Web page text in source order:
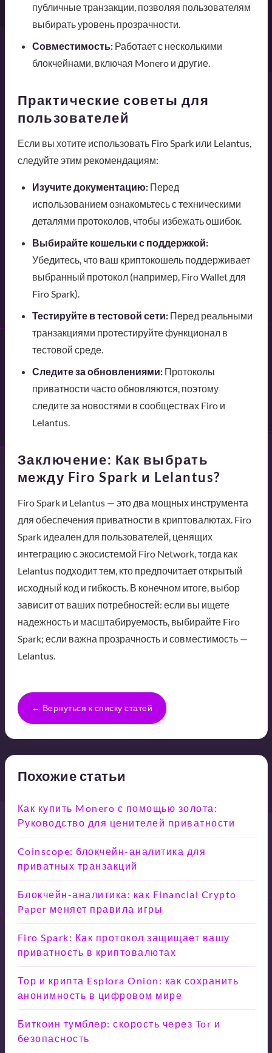
публичные транзакции, позволяя пользователям
выбирать уровень прозрачности.
Совместимость:Работает с несколькими
блокчейнами, включая Monero и другие.
Практические советы для
пользователей
Если вы хотите использовать Firo Spark или Lelantus,
следуйте этим рекомендациям:
Изучите документацию:Перед
использованием ознакомьтесь с техническими
деталями протоколов, чтобы избежать ошибок.
Выбирайте кошельки с поддержкой:
Убедитесь, что ваш криптокошель поддерживает
выбранный протокол (например, Firo Wallet для
Firo Spark).
Тестируйте в тестовой сети:Перед реальными
транзакциями протестируйте функционал в
тестовой среде.
Следите за обновлениями:Протоколы
приватности часто обновляются, поэтому
следите за новостями в сообществах Firo и
Lelantus.
Заключение: Как выбрать
между Firo Spark и Lelantus?
Firo Spark и Lelantus — это два мощных инструмента
для обеспечения приватности в криптовалютах. Firo
Spark идеален для пользователей, ценящих
интеграцию с экосистемой Firo Network, тогда как
Lelantus подходит тем, кто предпочитает открытый
исходный код и гибкость. В конечном итоге, выбор
зависит от ваших потребностей: если вы ищете
надежность и масштабируемость, выбирайте Firo
Spark; если важна прозрачность и совместимость —
Lelantus.
← Вернуться к списку статей
Похожие статьи
Как купить Monero с помощью золота:
Руководство для ценителей приватности
Coinscope: блокчейн-аналитика для
приватных транзакций
Блокчейн-аналитика: как Financial Crypto
Paper меняет правила игры
Firo Spark: Как протокол защищает вашу
приватность в криптовалютах
Тор и крипта Esplora Onion: как сохранить
анонимность в цифровом мире
Биткоин тумблер: скорость через Tor и
безопасность